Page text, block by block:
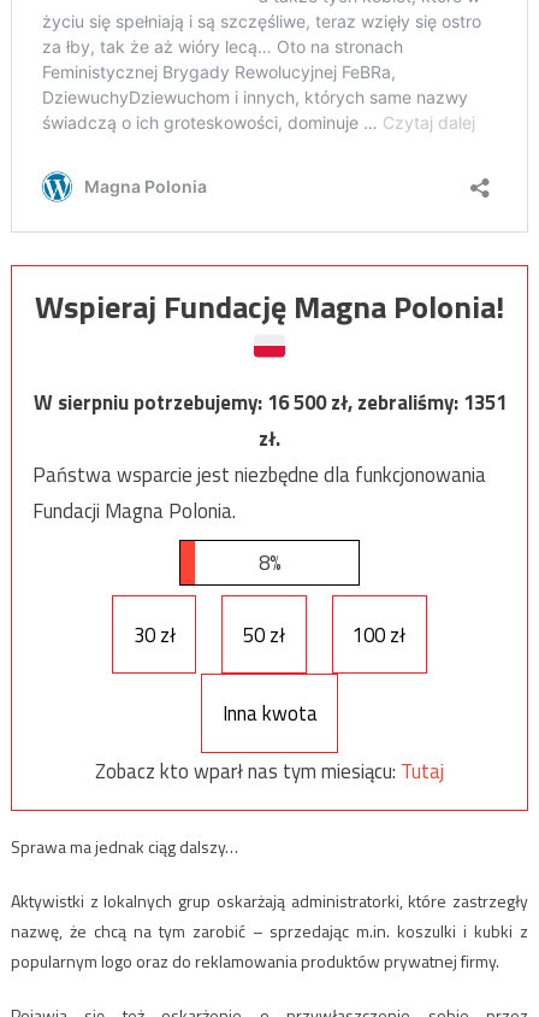
Wspieraj Fundację Magna Polonia!
W sierpniu potrzebujemy:16 500zł, zebraliśmy:1351
zł.
Państwa wsparcie jest niezbędne dla funkcjonowania
Fundacji Magna Polonia.
8%
30 zł 50 zł 100 zł
Inna kwota
Zobacz kto wparł nas tym miesiącu: Tutaj
Sprawa ma jednak ciąg dalszy…
Aktywistki z lokalnych grup oskarżają administratorki, które zastrzegły
nazwę, że chcą na tym zarobić – sprzedając m.in. koszulki i kubki z
popularnym logo oraz do reklamowania produktów prywatnej firmy.